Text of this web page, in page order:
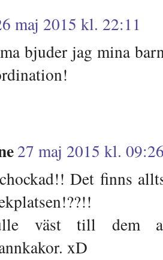
maj 2015 kl. 22:11
bjuder jag mina
27 maj 2015 kl.
Det finns
väst till dem
xD